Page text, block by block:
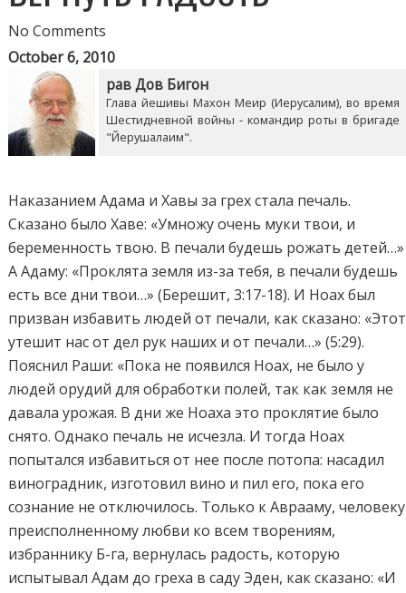
No Comments
October 6, 2010
рав Дов Бигон
Глава йешивы Махон Меир (Иерусалим), во время
Шестидневной войны - командир роты в бригаде
"Йерушалаим".
Наказанием Адама и Хавы за грех стала печаль.
Сказано было Хаве: «Умножу очень муки твои, и
беременность твою. В печали будешь рожать детей…»
А Адаму: «Проклята земля из-за тебя, в печали будешь
есть все дни твои…» (Берешит, 3:17-18). И Ноах был
призван избавить людей от печали, как сказано: «Этот
утешит нас от дел рук наших и от печали…» (5:29).
Пояснил Раши: «Пока не появился Ноах, не было у
людей орудий для обработки полей, так как земля не
давала урожая. В дни же Ноаха это проклятие было
снято. Однако печаль не исчезла. И тогда Ноах
попытался избавиться от нее после потопа: насадил
виноградник, изготовил вино и пил его, пока его
сознание не отключилось. Только к Аврааму, человеку
преисполненному любви ко всем творениям,
избраннику Б-га, вернулась радость, которую
испытывал Адам до греха в саду Эден, как сказано: «И